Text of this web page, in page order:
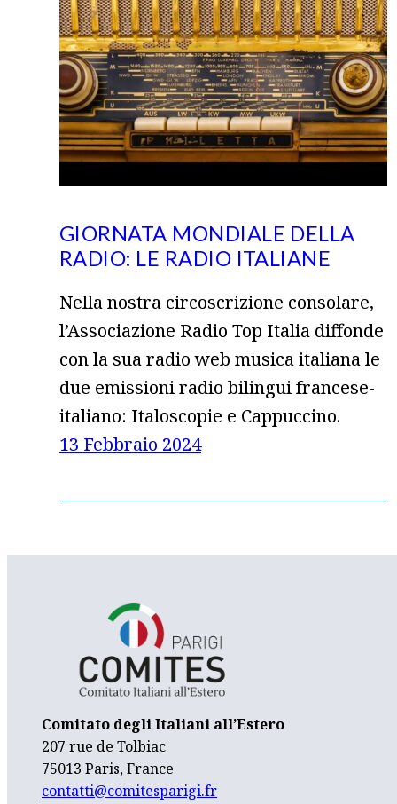
GIORNATA MONDIALE DELLA
RADIO: LE RADIO ITALIANE
Nella nostra circoscrizione consolare,
l’Associazione Radio Top Italia diffonde
con la sua radio web musica italiana le
due emissioni radio bilingui francese-
italiano: Italoscopie e Cappuccino.
13 Febbraio 2024
Comitato degli Italiani all’Estero
207 rue de Tolbiac
75013 Paris, France
contatti@comitesparigi.fr